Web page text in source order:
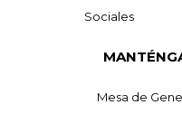
Sociales
Mesa de